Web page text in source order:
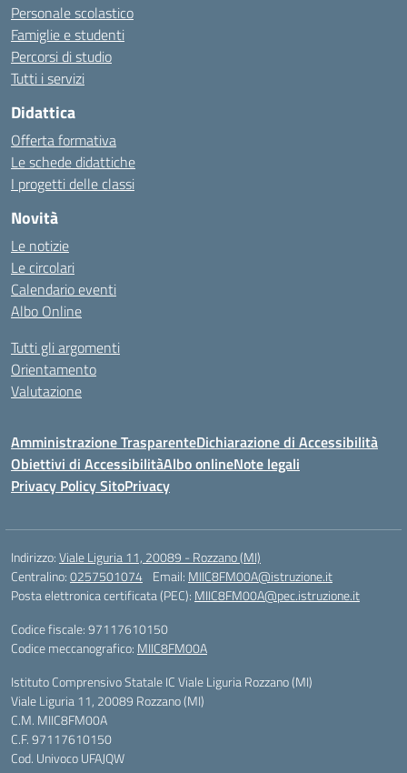
Personale scolastico
Famiglie e studenti
Percorsi di studio
Tutti i servizi
Didattica
Offerta formativa
Le schede didattiche
I progetti delle classi
Novità
Le notizie
Le circolari
Calendario eventi
Albo Online
Tutti gli argomenti
Orientamento
Valutazione
Amministrazione TrasparenteDichiarazione di Accessibilità
Obiettivi di AccessibilitàAlbo onlineNote legali
Privacy Policy SitoPrivacy
Indirizzo:Viale Liguria 11, 20089 - Rozzano (MI)
Centralino:0257501074 Email: MIIC8FM00A@istruzione.it
Posta elettronica certificata (PEC): MIIC8FM00A@pec.istruzione.it
Codice fiscale: 97117610150
Codice meccanografico: MIIC8FM00A
Istituto Comprensivo Statale IC Viale Liguria Rozzano (MI)
Viale Liguria 11, 20089 Rozzano (MI)
C.M. MIIC8FM00A
C.F. 97117610150
Cod. Univoco UFAJQW